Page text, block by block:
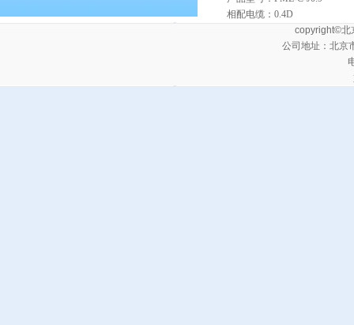
相配电缆：0.4D
copyright©北
公司地址：北京